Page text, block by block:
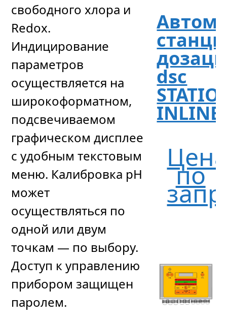
свободного хлора и
Redox.
Индицирование
параметров
осуществляется на
широкоформатном,
подсвечиваемом
графическом дисплее
с удобным текстовым
меню. Калибровка рН
может
осуществляться по
одной или двум
точкам — по выбору.
Доступ к управлению
прибором защищен
паролем.
dsc
INLINE
по